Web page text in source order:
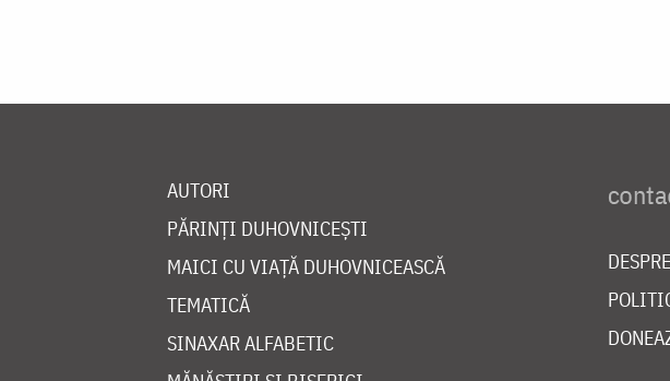
AUTORI
PĂRINȚI DUHOVNICEȘTI
MAICI CU VIAȚĂ DUHOVNICEASCĂ
TEMATICĂ
SINAXAR ALFABETIC